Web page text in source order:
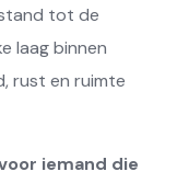
tot de
laag binnen
rust en ruimte
iemand die